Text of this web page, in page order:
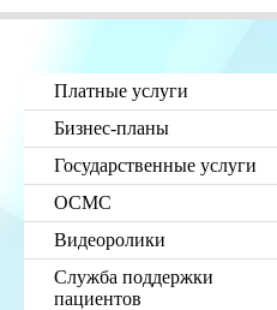
Платные услуги
Бизнес-планы
Государственные услуги
ОСМС
Видеоролики
Служба поддержки
пациентов